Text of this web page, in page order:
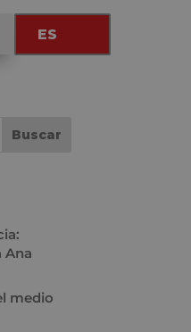
ES
Ana
medio